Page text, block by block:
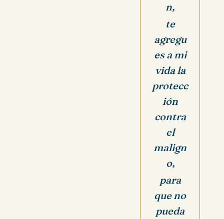
n,
te
agregu
es a mi
vida la
protecc
ión
contra
el
malign
o,
para
que no
pueda